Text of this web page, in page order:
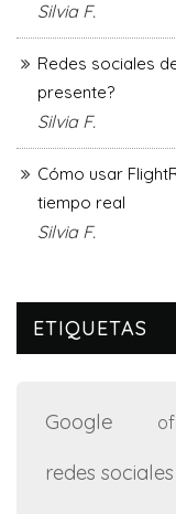
Silvia F.
Redes sociales
presente?
Silvia F.
Cómo usar
tiempo real
Silvia F.
ETIQUETAS
Google
redes sociales